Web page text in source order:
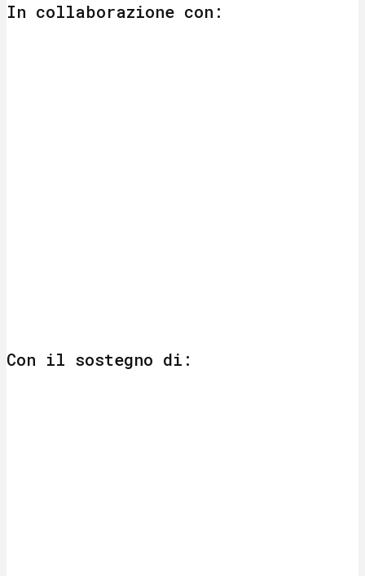
In collaborazione con:
Con il sostegno di: